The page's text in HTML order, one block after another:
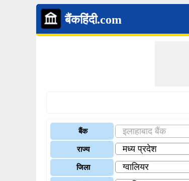
बैंकहिंदी.com
बैंक
राज्य
जिला